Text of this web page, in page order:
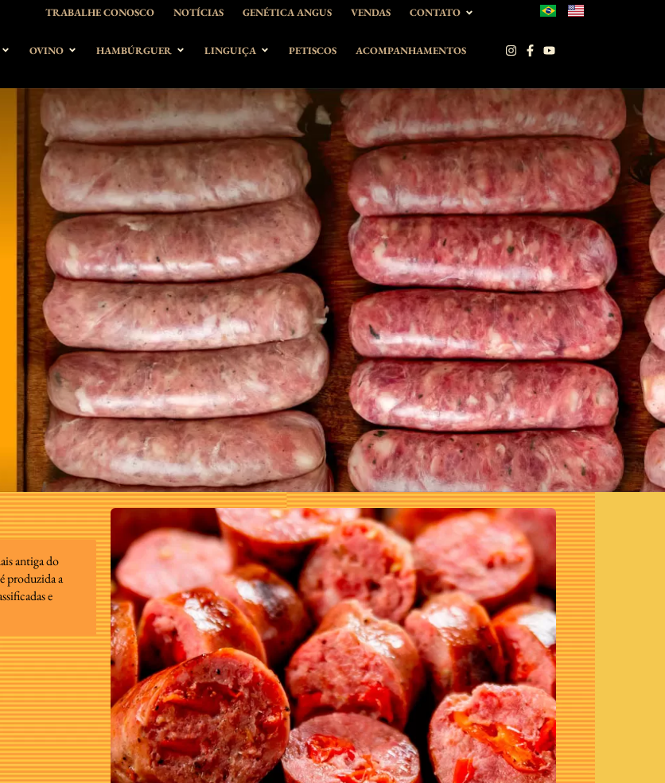
TRABALHE CONOSCO NOTÍCIAS GENÉTICA ANGUS VENDAS CONTATO
OVINO HAMBÚRGUER LINGUIÇA PETISCOS ACOMPANHAMENTOS
antiga do
produzida a
e